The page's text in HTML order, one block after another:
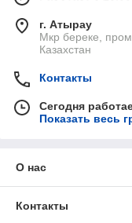
г. Атырау
Мкр береке,
Казахстан
Контакты
Сегодня
Показать весь
О нас
Контакты